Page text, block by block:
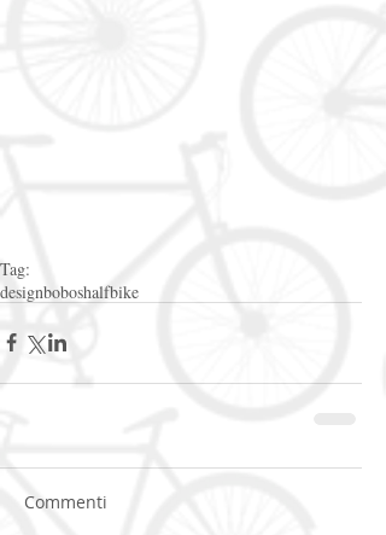
Tag:
designboboshalfbike
Commenti